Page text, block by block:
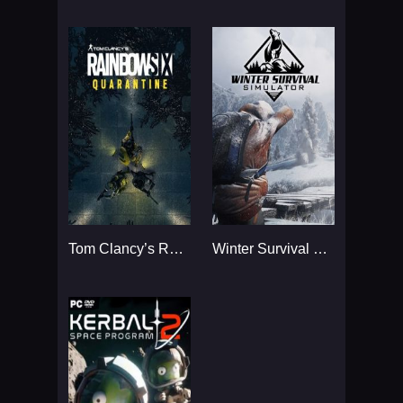
Tom Clancy’s Rainbow Six Winter Survival Simulator